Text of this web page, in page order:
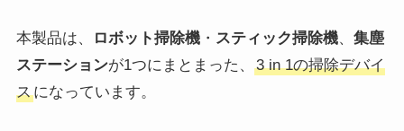
本製品は、 ロボット掃除機・ スティック掃除機、 集塵
ステーションが1つにまとまった、
3 in 1の掃除デバイ
スになっています。